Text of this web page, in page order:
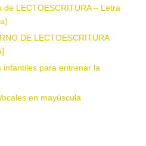
de LECTOESCRITURA – Letra
DE LECTOESCRITURA
infantiles para entrenar la
en mayúscula